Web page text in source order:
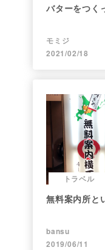
バターをつく
モミジ
2021/02/18
トラベル
無料案内所と
bansu
2019/06/11